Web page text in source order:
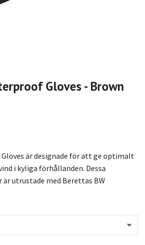
Gloves - Brown
är designade för att ge optimalt
i kyliga förhållanden. Dessa
utrustade med Berettas BW